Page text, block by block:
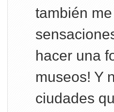
también
hacer una
museos! Y
ciudades